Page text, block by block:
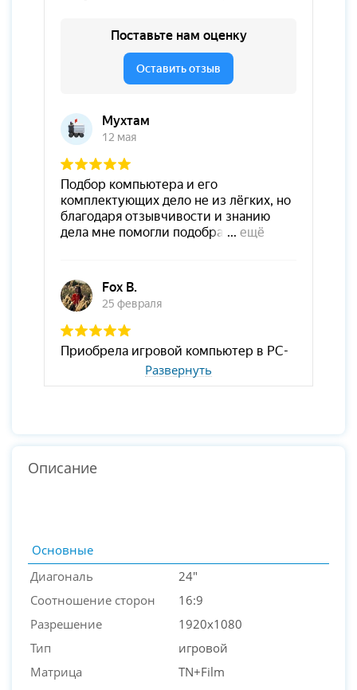
Развернуть
Описание
Основные
Диагональ
24"
Соотношение сторон
16:9
Разрешение
1920x1080
Тип
игровой
Матрица
TN+Film